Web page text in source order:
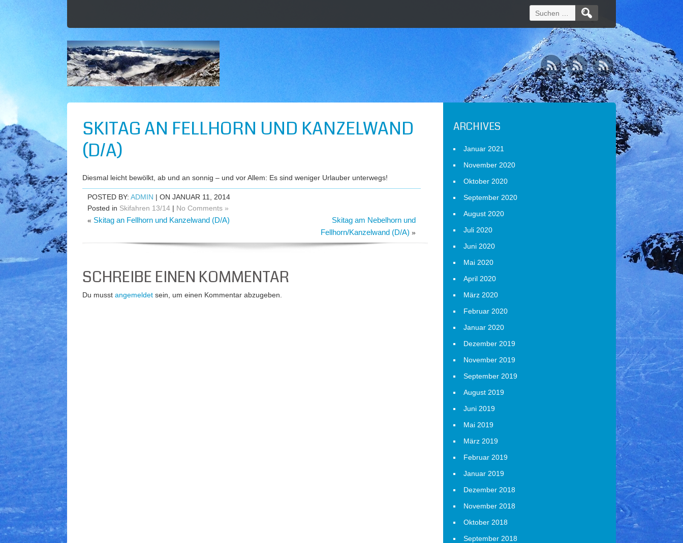
Suchen
nach:
SKITAG AN FELLHORN UND KANZELWAND
(D/A)
Diesmal leicht bewölkt, ab und an sonnig – und vor Allem: Es sind weniger Urlauber unterwegs!
POSTED BY: ADMIN | ON JANUAR 11, 2014
Posted in Skifahren 13/14 | No Comments »
« Skitag an Fellhorn und Kanzelwand (D/A)
Skitag am Nebelhorn und
Fellhorn/Kanzelwand (D/A) »
SCHREIBE EINEN KOMMENTAR
Du musst angemeldet sein, um einen Kommentar abzugeben.
ARCHIVES
Januar 2021
November 2020
Oktober 2020
September 2020
August 2020
Juli 2020
Juni 2020
Mai 2020
April 2020
März 2020
Februar 2020
Januar 2020
Dezember 2019
November 2019
September 2019
August 2019
Juni 2019
Mai 2019
März 2019
Februar 2019
Januar 2019
Dezember 2018
November 2018
Oktober 2018
September 2018